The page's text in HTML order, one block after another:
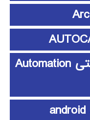
آموزش اتوماسیون صنعتی Automation